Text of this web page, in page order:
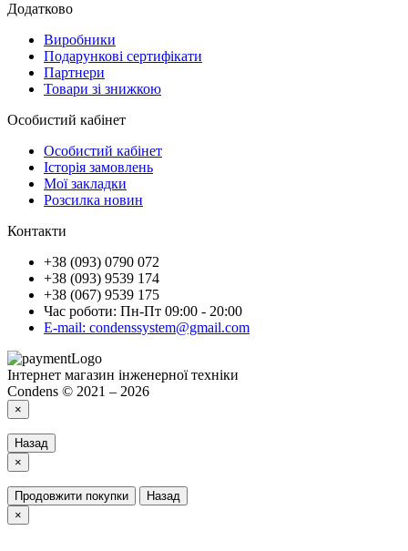
Додатково
Виробники
Подарункові сертифікати
Партнери
Товари зі знижкою
Особистий кабінет
Особистий кабінет
Історія замовлень
Мої закладки
Розсилка новин
Контакти
+38 (093) 0790 072
+38 (093) 9539 174
+38 (067) 9539 175
Час роботи: Пн-Пт 09:00 - 20:00
E-mail: condenssystem@gmail.com
Інтернет магазин інженерної техніки
Condens © 2021 – 2026
×
Назад
×
Продовжити покупки
Назад
×